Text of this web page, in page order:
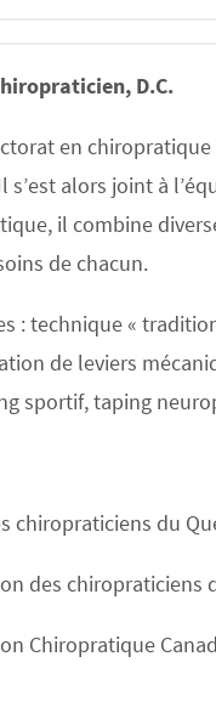
D.C.
en chiropratique
s’est alors joint à
il combine
de chacun.
: technique «
de leviers
sportif, taping
chiropraticiens du
des chiropraticiens
Chiropratique